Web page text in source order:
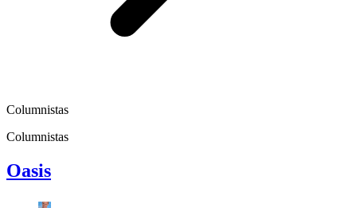
Columnistas
Columnistas
Oasis